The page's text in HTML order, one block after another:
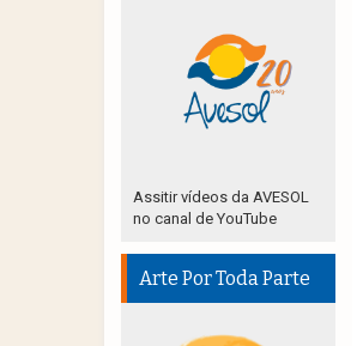
Assitir vídeos da AVESOL
no canal de YouTube
Arte Por Toda Parte